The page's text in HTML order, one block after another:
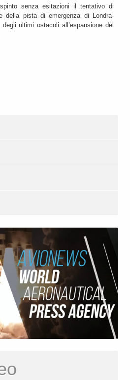
senza esitazioni il tentativo di
della pista di emergenza di Londra-
ultimi ostacoli all’espansione del